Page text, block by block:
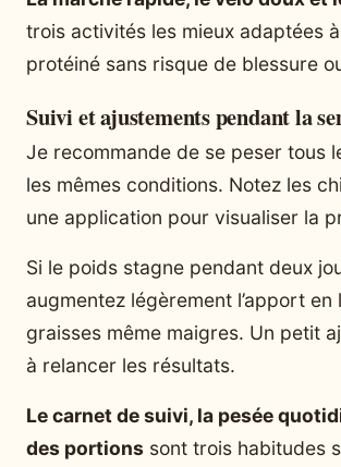
trois activités les mieux adaptées
protéiné sans risque de blessure
Suivi et ajustements pendant la
Je recommande de se peser tous
les mêmes conditions. Notez les
une application pour visualiser la
Si le poids stagne pendant deux
augmentez légèrement l’apport
graisses même maigres. Un petit
à relancer les résultats.
Le carnet de suivi, la pesée
des portions sont trois habitudes